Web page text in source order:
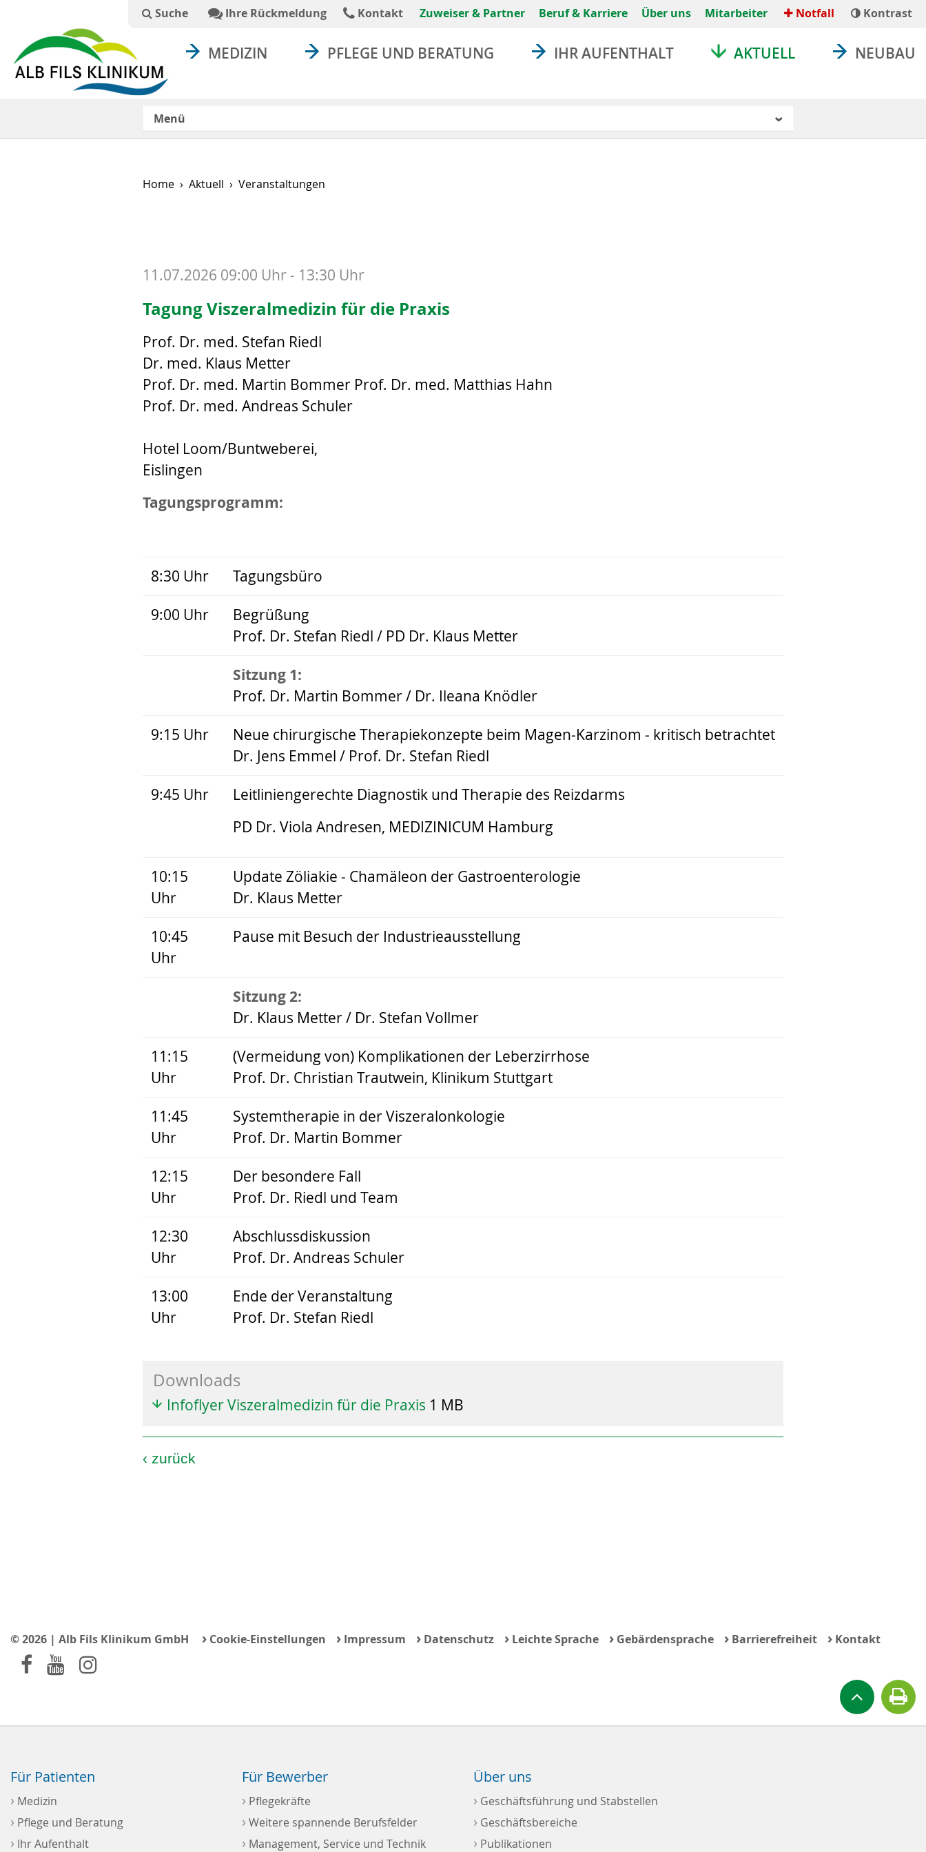
Suche Suchtext absenden
Ihre Rückmeldung Kontakt Zuweiser & Partner Beruf & Karriere Über uns Mitarbeiter Notfall Kontrast
MEDIZIN PFLEGE UND BERATUNG IHR AUFENTHALT AKTUELL NEUBAU
Menü
Home Aktuell Veranstaltungen
11.07.2026 09:00 Uhr - 13:30 Uhr
Tagung Viszeralmedizin für die Praxis
Prof. Dr. med. Stefan Riedl
Dr. med. Klaus Metter
Prof. Dr. med. Martin Bommer Prof. Dr. med. Matthias Hahn
Prof. Dr. med. Andreas Schuler
Hotel Loom/Buntweberei,
Eislingen
Tagungsprogramm:
8:30 Uhr
Tagungsbüro
9:00 Uhr
Begrüßung
Prof. Dr. Stefan Riedl / PD Dr. Klaus Metter
Sitzung 1:
Prof. Dr. Martin Bommer / Dr. Ileana Knödler
9:15 Uhr
Neue chirurgische Therapiekonzepte beim Magen-Karzinom - kritisch betrachtet
Dr. Jens Emmel / Prof. Dr. Stefan Riedl
9:45 Uhr
Leitliniengerechte Diagnostik und Therapie des Reizdarms
PD Dr. Viola Andresen, MEDIZINICUM Hamburg
10:15
Uhr
Update Zöliakie - Chamäleon der Gastroenterologie
Dr. Klaus Metter
10:45
Uhr
Pause mit Besuch der Industrieausstellung
Sitzung 2:
Dr. Klaus Metter / Dr. Stefan Vollmer
11:15
Uhr
(Vermeidung von) Komplikationen der Leberzirrhose
Prof. Dr. Christian Trautwein, Klinikum Stuttgart
11:45
Uhr
Systemtherapie in der Viszeralonkologie
Prof. Dr. Martin Bommer
12:15
Uhr
Der besondere Fall
Prof. Dr. Riedl und Team
12:30
Uhr
Abschlussdiskussion
Prof. Dr. Andreas Schuler
13:00
Uhr
Ende der Veranstaltung
Prof. Dr. Stefan Riedl
Downloads
Infoflyer Viszeralmedizin für die Praxis 1 MB
‹ zurück
© 2026 | Alb Fils Klinikum GmbH › Cookie-Einstellungen › Impressum › Datenschutz › Leichte Sprache › Gebärdensprache › Barrierefreiheit › Kontakt
Für Patienten
› Medizin
› Pflege und Beratung
› Ihr Aufenthalt
Für Bewerber
› Pflegekräfte
› Weitere spannende Berufsfelder
› Management, Service und Technik
Über uns
› Geschäftsführung und Stabstellen
› Geschäftsbereiche
› Publikationen